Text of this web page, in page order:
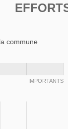
commune
IMPORTANTS